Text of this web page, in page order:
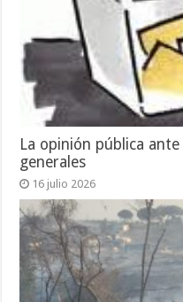
La opinión pública
generales
16 julio 2026